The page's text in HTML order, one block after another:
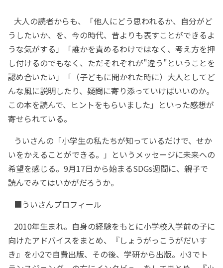
大人の読者からも、「他人にどう思われるか、自分がど
うしたいか、を、今の時代、昔よりも表すことができるよ
うな気がする」「誰かを責めるわけではなく、考え方を押
し付けるのでもなく、ただそれぞれが"違う"ということを
認め合いたい」「（子どもに聞かれた時に）大人としてど
んな風に説明したり、疑問に寄り添っていけばいいのか。
この本を読んで、ヒントをもらいました」といった感想が
寄せられている。
ういさんの「小学生の私たちが知っているだけで、せか
いをかえることができる。」というメッセージに未来への
希望を感じる。9月17日から始まるSDGs週間に、親子で
読んでみてはいかがだろうか。
■ういさんプロフィール
2010年生まれ。自身の経験をもとに小学校入学前の子に
向けたアドバイスをまとめ、『しょうがっこうがだいす
き』を小2で自費出版、その後、学研から出版。小3でト